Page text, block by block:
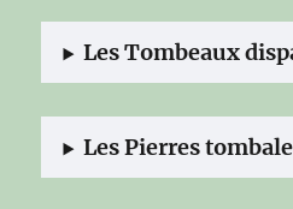
Les Tombeaux
Les Pierres